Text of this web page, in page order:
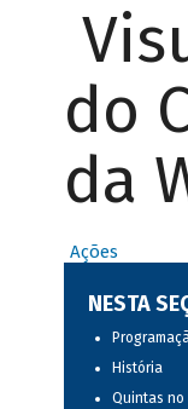
do
da
Ações
NESTA
História
Quintas no